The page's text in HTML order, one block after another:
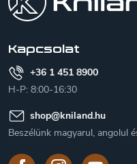
Kapcsolat
+36 1 451 8900
H-P: 8:00-16:30
shop@kniland.hu
Beszélünk magyarul, angolul